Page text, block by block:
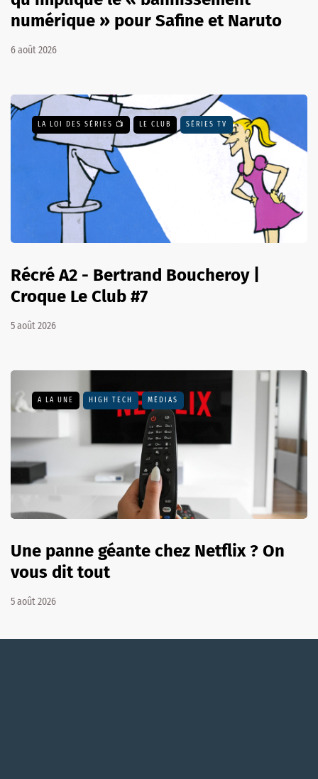
numérique » pour Safine et Naruto
6 août 2026
LA LOI DES SÉRIES 📺 LE CLUB SÉRIES TV
Récré A2 - Bertrand Boucheroy |
Croque Le Club #7
5 août 2026
A LA UNE HIGH TECH MÉDIAS
Une panne géante chez Netflix ? On
vous dit tout
5 août 2026